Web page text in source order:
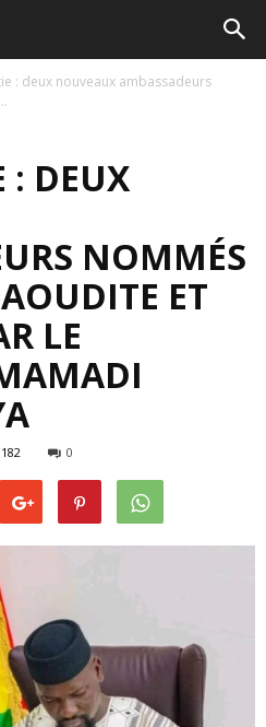
: deux nouveaux ambassadeurs
: DEUX
NOMMÉS
ET
LE
182 0